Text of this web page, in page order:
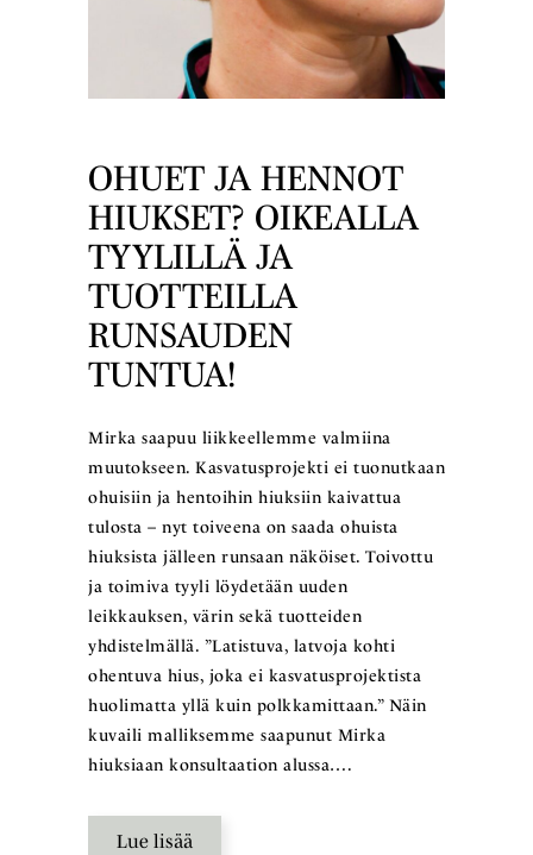
OHUET JA HENNOT
HIUKSET? OIKEALLA
TYYLILLÄ JA
TUOTTEILLA
RUNSAUDEN
TUNTUA!
Mirka saapuu liikkeellemme valmiina
muutokseen. Kasvatusprojekti ei tuonutkaan
ohuisiin ja hentoihin hiuksiin kaivattua
tulosta – nyt toiveena on saada ohuista
hiuksista jälleen runsaan näköiset. Toivottu
ja toimiva tyyli löydetään uuden
leikkauksen, värin sekä tuotteiden
yhdistelmällä. ”Latistuva, latvoja kohti
ohentuva hius, joka ei kasvatusprojektista
huolimatta yllä kuin polkkamittaan.” Näin
kuvaili malliksemme saapunut Mirka
hiuksiaan konsultaation alussa….
Lue lisää